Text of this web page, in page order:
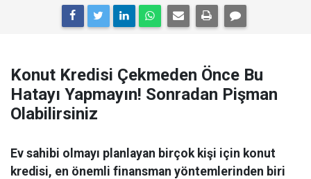
Konut Kredisi Çekmeden Önce Bu
Hatayı Yapmayın! Sonradan Pişman
Olabilirsiniz
Ev sahibi olmayı planlayan birçok kişi için konut
kredisi, en önemli finansman yöntemlerinden biri